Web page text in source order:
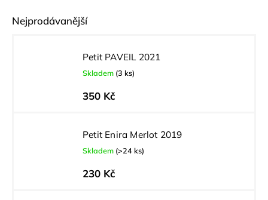
Nejprodávanější
Petit PAVEIL 2021
Skladem (3 ks)
350 Kč
Petit Enira Merlot 2019
Skladem (>24 ks)
230 Kč